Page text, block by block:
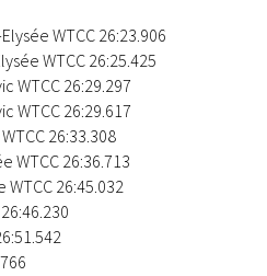
WTCC 26:23.906
WTCC 26:25.425
WTCC 26:29.297
WTCC 26:29.617
26:33.308
WTCC 26:36.713
WTCC 26:45.032